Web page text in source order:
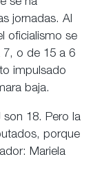
jornadas. Al
oficialismo se
7, o de 15 a 6
impulsado
baja.
18. Pero la
porque
Mariela